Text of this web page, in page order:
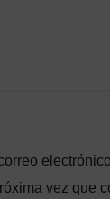
vez que